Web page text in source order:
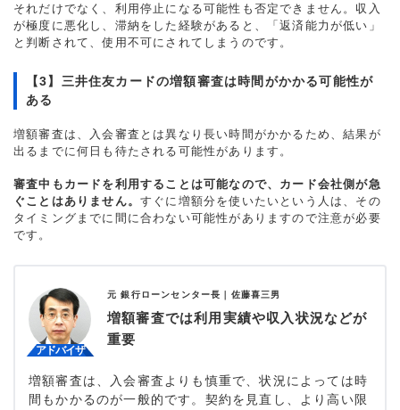
それだけでなく、利用停止になる可能性も否定できません。収入
が極度に悪化し、滞納をした経験があると、「返済能力が低い」
と判断されて、使用不可にされてしまうのです。
【3】三井住友カードの増額審査は時間がかかる可能性が
ある
増額審査は、入会審査とは異なり長い時間がかかるため、結果が
出るまでに何日も待たされる可能性があります。
審査中もカードを利用することは可能なので、カード会社側が急
ぐことはありません。 すぐに増額分を使いたいという人は、その
タイミングまでに間に合わない可能性がありますので注意が必要
です。
元 銀行ローンセンター長｜ 佐藤喜三男
増額審査では利用実績や収入状況などが
重要
増額審査は、入会審査よりも慎重で、状況によっては時
間もかかるのが一般的です。契約を見直し、より高い限